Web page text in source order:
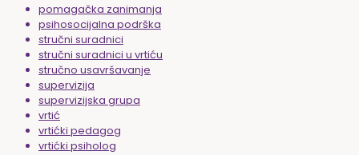
pomagačka zanimanja
psihosocijalna podrška
stručni suradnici
stručni suradnici u vrtiću
stručno usavršavanje
supervizija
supervizijska grupa
vrtić
vrtićki pedagog
vrtićki psiholog